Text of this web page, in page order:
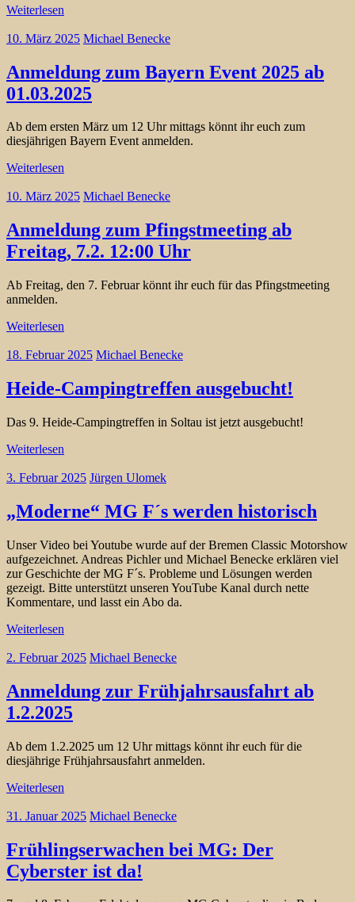
Weiterlesen
10. März 2025 Michael Benecke
Anmeldung zum Bayern Event 2025 ab
01.03.2025
Ab dem ersten März um 12 Uhr mittags könnt ihr euch zum
diesjährigen Bayern Event anmelden.
Weiterlesen
10. März 2025 Michael Benecke
Anmeldung zum Pfingstmeeting ab
Freitag, 7.2. 12:00 Uhr
Ab Freitag, den 7. Februar könnt ihr euch für das Pfingstmeeting
anmelden.
Weiterlesen
18. Februar 2025 Michael Benecke
Heide-Campingtreffen ausgebucht!
Das 9. Heide-Campingtreffen in Soltau ist jetzt ausgebucht!
Weiterlesen
3. Februar 2025 Jürgen Ulomek
„Moderne“ MG F´s werden historisch
Unser Video bei Youtube wurde auf der Bremen Classic Motorshow
aufgezeichnet. Andreas Pichler und Michael Benecke erklären viel
zur Geschichte der MG F´s. Probleme und Lösungen werden
gezeigt. Bitte unterstützt unseren YouTube Kanal durch nette
Kommentare, und lasst ein Abo da.
Weiterlesen
2. Februar 2025 Michael Benecke
Anmeldung zur Frühjahrsausfahrt ab
1.2.2025
Ab dem 1.2.2025 um 12 Uhr mittags könnt ihr euch für die
diesjährige Frühjahrsausfahrt anmelden.
Weiterlesen
31. Januar 2025 Michael Benecke
Frühlingserwachen bei MG: Der
Cyberster ist da!